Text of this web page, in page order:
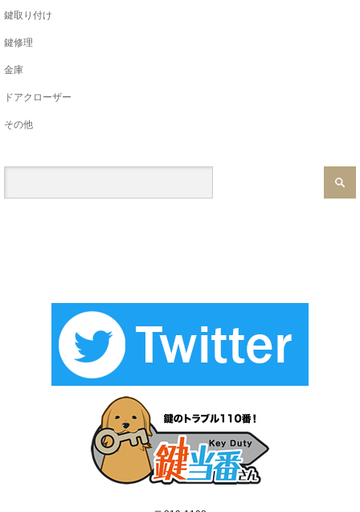
鍵取り付け
鍵修理
金庫
ドアクローザー
その他